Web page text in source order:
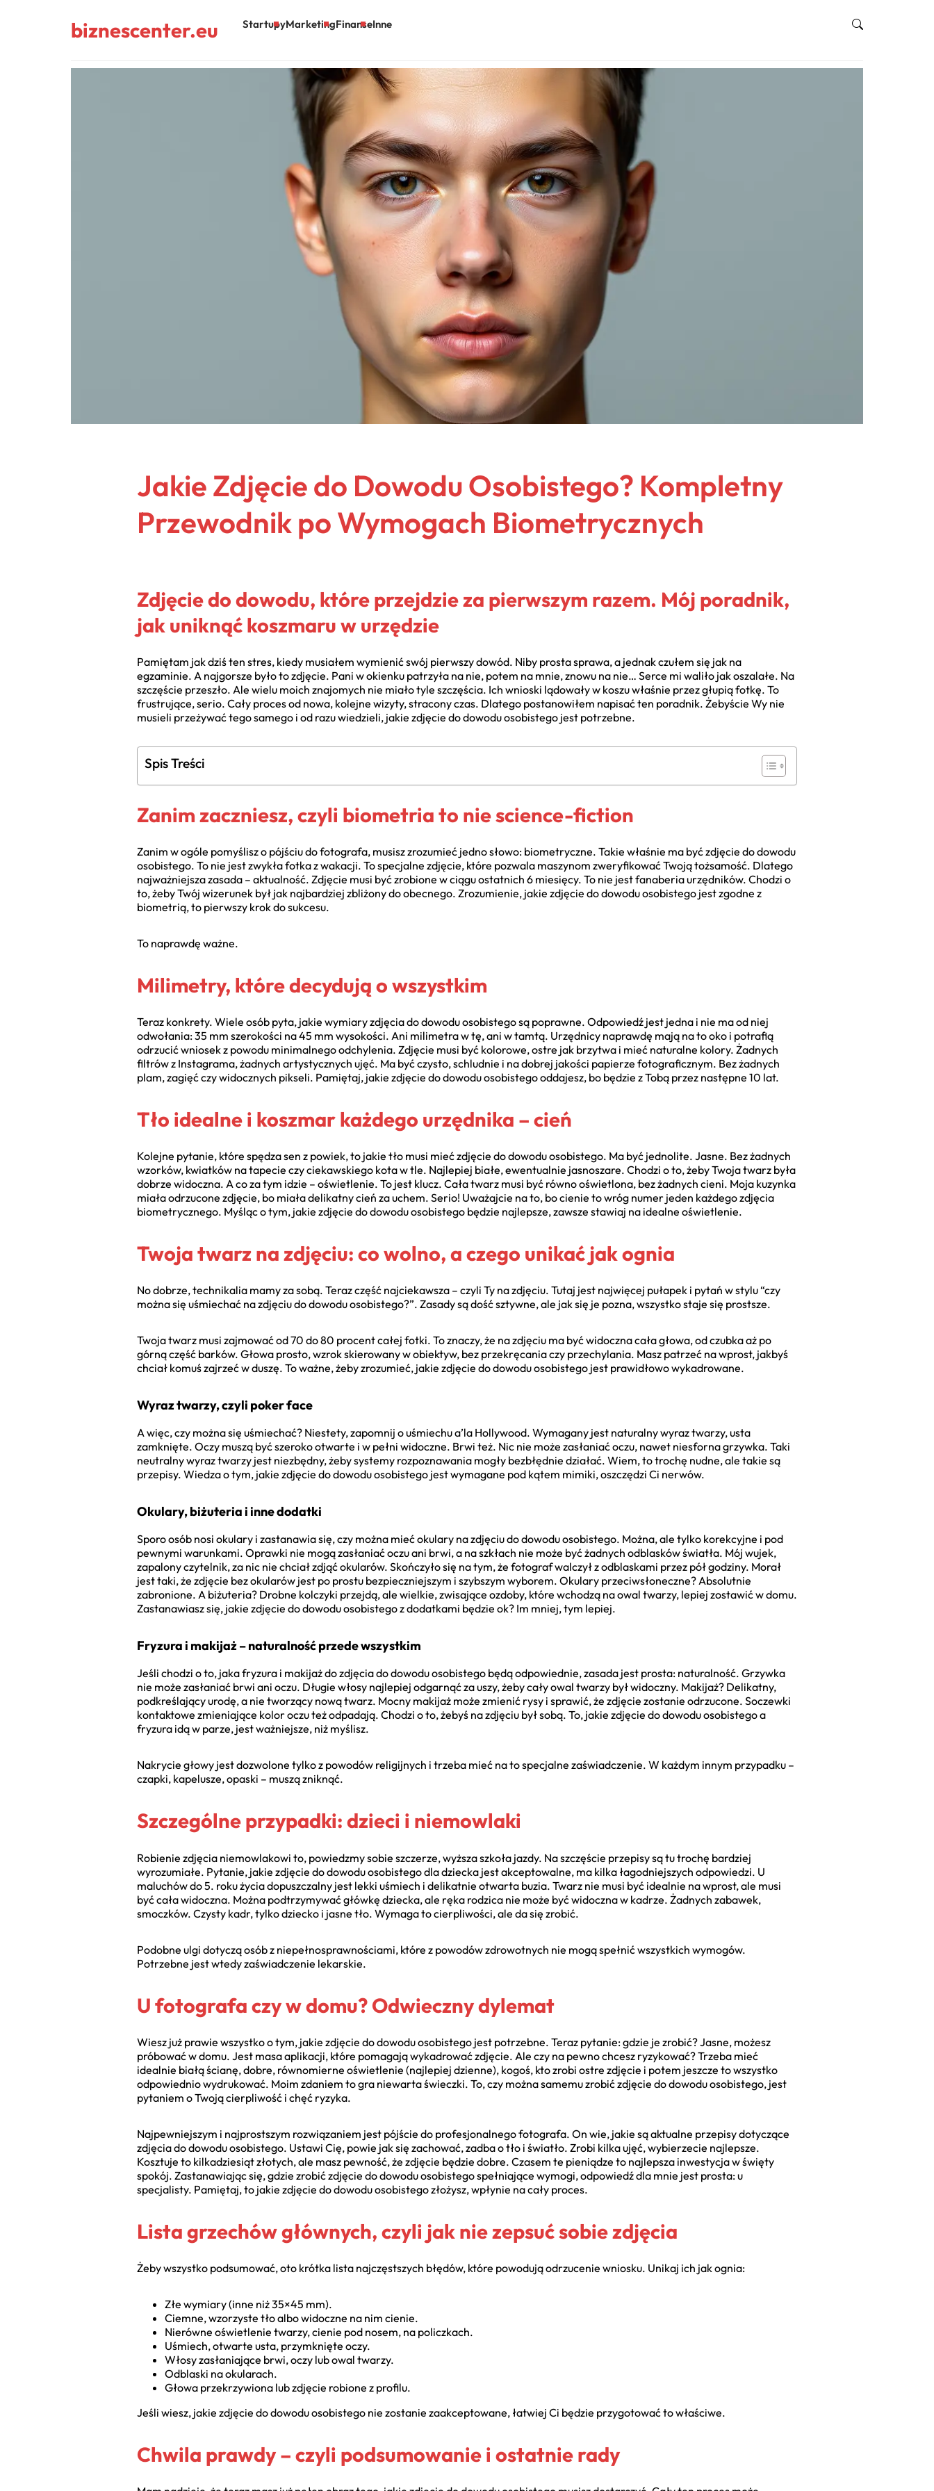
biznescenter.eu StartupyMarketingFinanseInne
Jakie Zdjęcie do Dowodu Osobistego? Kompletny
Przewodnik po Wymogach Biometrycznych
Zdjęcie do dowodu, które przejdzie za pierwszym razem. Mój poradnik,
jak uniknąć koszmaru w urzędzie
Pamiętam jak dziś ten stres, kiedy musiałem wymienić swój pierwszy dowód. Niby prosta sprawa, a jednak czułem się jak na
egzaminie. A najgorsze było to zdjęcie. Pani w okienku patrzyła na nie, potem na mnie, znowu na nie… Serce mi waliło jak oszalałe. Na
szczęście przeszło. Ale wielu moich znajomych nie miało tyle szczęścia. Ich wnioski lądowały w koszu właśnie przez głupią fotkę. To
frustrujące, serio. Cały proces od nowa, kolejne wizyty, stracony czas. Dlatego postanowiłem napisać ten poradnik. Żebyście Wy nie
musieli przeżywać tego samego i od razu wiedzieli, jakie zdjęcie do dowodu osobistego jest potrzebne.
Spis Treści
Zanim zaczniesz, czyli biometria to nie science-fiction
Zanim w ogóle pomyślisz o pójściu do fotografa, musisz zrozumieć jedno słowo: biometryczne. Takie właśnie ma być zdjęcie do dowodu
osobistego. To nie jest zwykła fotka z wakacji. To specjalne zdjęcie, które pozwala maszynom zweryfikować Twoją tożsamość. Dlatego
najważniejsza zasada – aktualność. Zdjęcie musi być zrobione w ciągu ostatnich 6 miesięcy. To nie jest fanaberia urzędników. Chodzi o
to, żeby Twój wizerunek był jak najbardziej zbliżony do obecnego. Zrozumienie, jakie zdjęcie do dowodu osobistego jest zgodne z
biometrią, to pierwszy krok do sukcesu.
To naprawdę ważne.
Milimetry, które decydują o wszystkim
Teraz konkrety. Wiele osób pyta, jakie wymiary zdjęcia do dowodu osobistego są poprawne. Odpowiedź jest jedna i nie ma od niej
odwołania: 35 mm szerokości na 45 mm wysokości. Ani milimetra w tę, ani w tamtą. Urzędnicy naprawdę mają na to oko i potrafią
odrzucić wniosek z powodu minimalnego odchylenia. Zdjęcie musi być kolorowe, ostre jak brzytwa i mieć naturalne kolory. Żadnych
filtrów z Instagrama, żadnych artystycznych ujęć. Ma być czysto, schludnie i na dobrej jakości papierze fotograficznym. Bez żadnych
plam, zagięć czy widocznych pikseli. Pamiętaj, jakie zdjęcie do dowodu osobistego oddajesz, bo będzie z Tobą przez następne 10 lat.
Tło idealne i koszmar każdego urzędnika – cień
Kolejne pytanie, które spędza sen z powiek, to jakie tło musi mieć zdjęcie do dowodu osobistego. Ma być jednolite. Jasne. Bez żadnych
wzorków, kwiatków na tapecie czy ciekawskiego kota w tle. Najlepiej białe, ewentualnie jasnoszare. Chodzi o to, żeby Twoja twarz była
dobrze widoczna. A co za tym idzie – oświetlenie. To jest klucz. Cała twarz musi być równo oświetlona, bez żadnych cieni. Moja kuzynka
miała odrzucone zdjęcie, bo miała delikatny cień za uchem. Serio! Uważajcie na to, bo cienie to wróg numer jeden każdego zdjęcia
biometrycznego. Myśląc o tym, jakie zdjęcie do dowodu osobistego będzie najlepsze, zawsze stawiaj na idealne oświetlenie.
Twoja twarz na zdjęciu: co wolno, a czego unikać jak ognia
No dobrze, technikalia mamy za sobą. Teraz część najciekawsza – czyli Ty na zdjęciu. Tutaj jest najwięcej pułapek i pytań w stylu “czy
można się uśmiechać na zdjęciu do dowodu osobistego?”. Zasady są dość sztywne, ale jak się je pozna, wszystko staje się prostsze.
Twoja twarz musi zajmować od 70 do 80 procent całej fotki. To znaczy, że na zdjęciu ma być widoczna cała głowa, od czubka aż po
górną część barków. Głowa prosto, wzrok skierowany w obiektyw, bez przekręcania czy przechylania. Masz patrzeć na wprost, jakbyś
chciał komuś zajrzeć w duszę. To ważne, żeby zrozumieć, jakie zdjęcie do dowodu osobistego jest prawidłowo wykadrowane.
Wyraz twarzy, czyli poker face
A więc, czy można się uśmiechać? Niestety, zapomnij o uśmiechu a’la Hollywood. Wymagany jest naturalny wyraz twarzy, usta
zamknięte. Oczy muszą być szeroko otwarte i w pełni widoczne. Brwi też. Nic nie może zasłaniać oczu, nawet niesforna grzywka. Taki
neutralny wyraz twarzy jest niezbędny, żeby systemy rozpoznawania mogły bezbłędnie działać. Wiem, to trochę nudne, ale takie są
przepisy. Wiedza o tym, jakie zdjęcie do dowodu osobistego jest wymagane pod kątem mimiki, oszczędzi Ci nerwów.
Okulary, biżuteria i inne dodatki
Sporo osób nosi okulary i zastanawia się, czy można mieć okulary na zdjęciu do dowodu osobistego. Można, ale tylko korekcyjne i pod
pewnymi warunkami. Oprawki nie mogą zasłaniać oczu ani brwi, a na szkłach nie może być żadnych odblasków światła. Mój wujek,
zapalony czytelnik, za nic nie chciał zdjąć okularów. Skończyło się na tym, że fotograf walczył z odblaskami przez pół godziny. Morał
jest taki, że zdjęcie bez okularów jest po prostu bezpieczniejszym i szybszym wyborem. Okulary przeciwsłoneczne? Absolutnie
zabronione. A biżuteria? Drobne kolczyki przejdą, ale wielkie, zwisające ozdoby, które wchodzą na owal twarzy, lepiej zostawić w domu.
Zastanawiasz się, jakie zdjęcie do dowodu osobistego z dodatkami będzie ok? Im mniej, tym lepiej.
Fryzura i makijaż – naturalność przede wszystkim
Jeśli chodzi o to, jaka fryzura i makijaż do zdjęcia do dowodu osobistego będą odpowiednie, zasada jest prosta: naturalność. Grzywka
nie może zasłaniać brwi ani oczu. Długie włosy najlepiej odgarnąć za uszy, żeby cały owal twarzy był widoczny. Makijaż? Delikatny,
podkreślający urodę, a nie tworzący nową twarz. Mocny makijaż może zmienić rysy i sprawić, że zdjęcie zostanie odrzucone. Soczewki
kontaktowe zmieniające kolor oczu też odpadają. Chodzi o to, żebyś na zdjęciu był sobą. To, jakie zdjęcie do dowodu osobistego a
fryzura idą w parze, jest ważniejsze, niż myślisz.
Nakrycie głowy jest dozwolone tylko z powodów religijnych i trzeba mieć na to specjalne zaświadczenie. W każdym innym przypadku –
czapki, kapelusze, opaski – muszą zniknąć.
Szczególne przypadki: dzieci i niemowlaki
Robienie zdjęcia niemowlakowi to, powiedzmy sobie szczerze, wyższa szkoła jazdy. Na szczęście przepisy są tu trochę bardziej
wyrozumiałe. Pytanie, jakie zdjęcie do dowodu osobistego dla dziecka jest akceptowalne, ma kilka łagodniejszych odpowiedzi. U
maluchów do 5. roku życia dopuszczalny jest lekki uśmiech i delikatnie otwarta buzia. Twarz nie musi być idealnie na wprost, ale musi
być cała widoczna. Można podtrzymywać główkę dziecka, ale ręka rodzica nie może być widoczna w kadrze. Żadnych zabawek,
smoczków. Czysty kadr, tylko dziecko i jasne tło. Wymaga to cierpliwości, ale da się zrobić.
Podobne ulgi dotyczą osób z niepełnosprawnościami, które z powodów zdrowotnych nie mogą spełnić wszystkich wymogów.
Potrzebne jest wtedy zaświadczenie lekarskie.
U fotografa czy w domu? Odwieczny dylemat
Wiesz już prawie wszystko o tym, jakie zdjęcie do dowodu osobistego jest potrzebne. Teraz pytanie: gdzie je zrobić? Jasne, możesz
próbować w domu. Jest masa aplikacji, które pomagają wykadrować zdjęcie. Ale czy na pewno chcesz ryzykować? Trzeba mieć
idealnie białą ścianę, dobre, równomierne oświetlenie (najlepiej dzienne), kogoś, kto zrobi ostre zdjęcie i potem jeszcze to wszystko
odpowiednio wydrukować. Moim zdaniem to gra niewarta świeczki. To, czy można samemu zrobić zdjęcie do dowodu osobistego, jest
pytaniem o Twoją cierpliwość i chęć ryzyka.
Najpewniejszym i najprostszym rozwiązaniem jest pójście do profesjonalnego fotografa. On wie, jakie są aktualne przepisy dotyczące
zdjęcia do dowodu osobistego. Ustawi Cię, powie jak się zachować, zadba o tło i światło. Zrobi kilka ujęć, wybierzecie najlepsze.
Kosztuje to kilkadziesiąt złotych, ale masz pewność, że zdjęcie będzie dobre. Czasem te pieniądze to najlepsza inwestycja w święty
spokój. Zastanawiając się, gdzie zrobić zdjęcie do dowodu osobistego spełniające wymogi, odpowiedź dla mnie jest prosta: u
specjalisty. Pamiętaj, to jakie zdjęcie do dowodu osobistego złożysz, wpłynie na cały proces.
Lista grzechów głównych, czyli jak nie zepsuć sobie zdjęcia
Żeby wszystko podsumować, oto krótka lista najczęstszych błędów, które powodują odrzucenie wniosku. Unikaj ich jak ognia:
Złe wymiary (inne niż 35×45 mm).
Ciemne, wzorzyste tło albo widoczne na nim cienie.
Nierówne oświetlenie twarzy, cienie pod nosem, na policzkach.
Uśmiech, otwarte usta, przymknięte oczy.
Włosy zasłaniające brwi, oczy lub owal twarzy.
Odblaski na okularach.
Głowa przekrzywiona lub zdjęcie robione z profilu.
Jeśli wiesz, jakie zdjęcie do dowodu osobistego nie zostanie zaakceptowane, łatwiej Ci będzie przygotować to właściwe.
Chwila prawdy – czyli podsumowanie i ostatnie rady